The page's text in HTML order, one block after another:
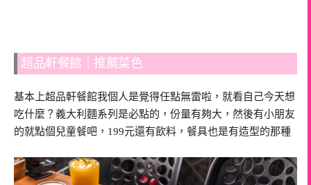
超品軒餐館｜推薦菜色
基本上超品軒餐館我個人是覺得任點無雷啦，就看自己今天想
吃什麼？義大利麵系列是必點的，份量有夠大，然後有小朋友
的就點個兒童餐吧，199元還有飲料，餐具也是有造型的那種